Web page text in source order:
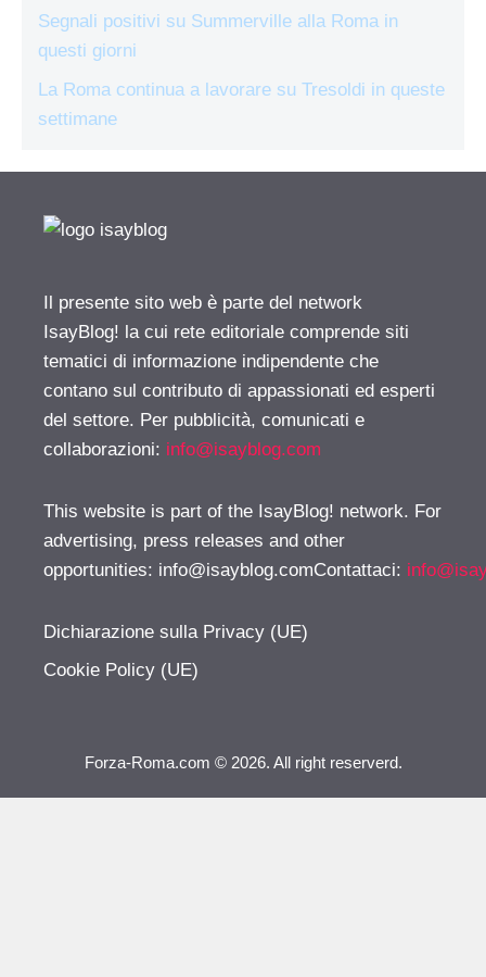
Segnali positivi su Summerville alla Roma in
questi giorni
La Roma continua a lavorare su Tresoldi in queste
settimane
Il presente sito web è parte del network
IsayBlog! la cui rete editoriale comprende siti
tematici di informazione indipendente che
contano sul contributo di appassionati ed esperti
del settore. Per pubblicità, comunicati e
collaborazioni: info@isayblog.com
This website is part of the IsayBlog! network. For
advertising, press releases and other
opportunities: info@isayblog.comContattaci:
Dichiarazione sulla Privacy (UE)
Cookie Policy (UE)
Forza-Roma.com © 2026. All right reserverd.